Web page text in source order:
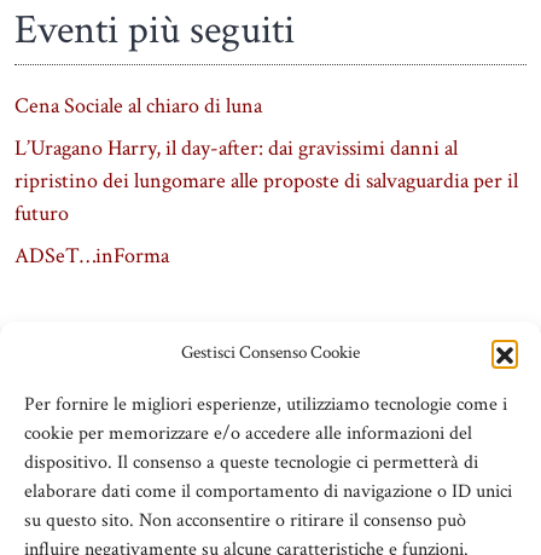
Gestisci Consenso Cookie
Per fornire le migliori esperienze, utilizziamo tecnologie come i
cookie per memorizzare e/o accedere alle informazioni del
dispositivo. Il consenso a queste tecnologie ci permetterà di
elaborare dati come il comportamento di navigazione o ID unici
su questo sito. Non acconsentire o ritirare il consenso può
influire negativamente su alcune caratteristiche e funzioni.
Eventi più seguiti
Cena Sociale al chiaro di luna
L’Uragano Harry, il day-after: dai gravissimi danni al
ripristino dei lungomare alle proposte di salvaguardia per il
futuro
ADSeT…inForma